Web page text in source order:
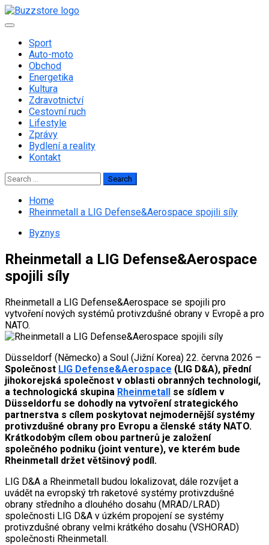
Skip
to
Primary
Sport
Auto-moto
Obchod
Energetika
Kultura
Zdravotnictví
Cestovní ruch
Lifestyle
Zprávy
Bydlení a reality
Kontakt
Search
for:
Home
Rheinmetall a LIG Defense&Aerospace spojili síly
Byznys
Rheinmetall a LIG Defense&Aerospace
spojili síly
Rheinmetall a LIG Defense&Aerospace se spojili pro
vytvoření nových systémů protivzdušné obrany v Evropě a pro
NATO.
Düsseldorf (Německo) a Soul (Jižní Korea) 22. června 2026 –
Společnost LIG Defense&Aerospace (LIG D&A), přední
jihokorejská společnost v oblasti obranných technologií,
a technologická skupina Rheinmetall se sídlem v
Düsseldorfu se dohodly na vytvoření strategického
partnerstva s cílem poskytovat nejmodernější systémy
protivzdušné obrany pro Evropu a členské státy NATO.
Krátkodobým cílem obou partnerů je založení
společného podniku (joint venture), ve kterém bude
Rheinmetall držet většinový podíl.
LIG D&A a Rheinmetall budou lokalizovat, dále rozvíjet a
uvádět na evropský trh raketové systémy protivzdušné
obrany středního a dlouhého dosahu (MRAD/LRAD)
společnosti LIG D&A v úzkém propojení se systémy
protivzdušné obrany velmi krátkého dosahu (VSHORAD)
společnosti Rheinmetall.